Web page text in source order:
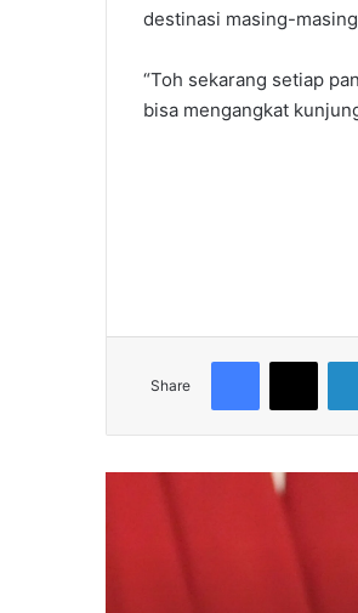
destinasi masing-
“Toh sekarang setiap
bisa mengangkat
Share